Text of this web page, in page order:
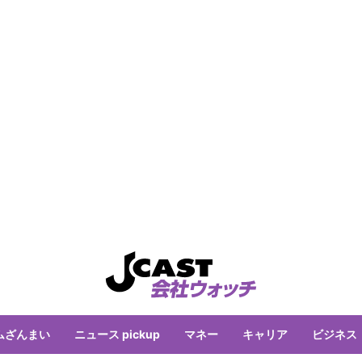
ざんまい ニュース pickup マネー キャリア ビジネス